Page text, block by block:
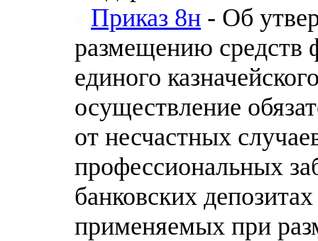
Приказ 8н - Об
размещению средств
единого
осуществление
от несчастных
профессиональных
банковских
применяемых при